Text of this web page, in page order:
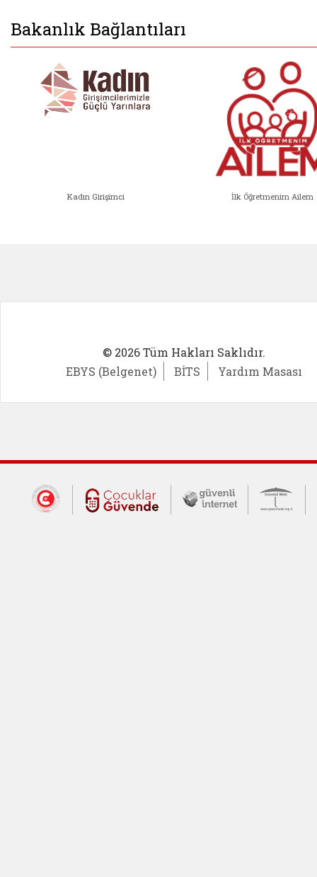
Bakanlık Bağlantıları
Kadın Girişimci İlk Öğretmenim Ailem
© 2026 Tüm Hakları Saklıdır.
EBYS (Belgenet)
BİTS Yardım Masası
Dış Bağlantılar
Cumhurbaşkanlığı İletişim Merkezi
Çocuklar Güvende (yeni
Güvenli